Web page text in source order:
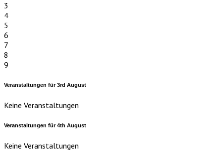
3
4
5
6
7
8
9
Veranstaltungen für3rd August
Keine Veranstaltungen
Veranstaltungen für4th August
Keine Veranstaltungen